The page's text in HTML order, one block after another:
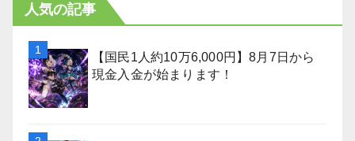
人気の記事
【国民1人約10万6,000円】8月7日から
現金入金が始まります！